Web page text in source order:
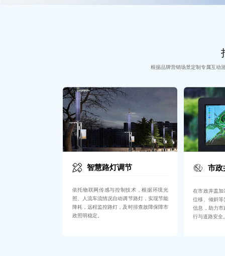
根据品牌营销场景定制专属互动
智慧路灯调节
依托物联网传感与控制技术，根据环境光
照、人流车流情况自动调节路灯，实现节能
降耗，远程监控路灯，及时排查故障保障市
政照明稳定。
市政
在市政井盖加
位移、倾斜等
信息，助力市
行与道路安全